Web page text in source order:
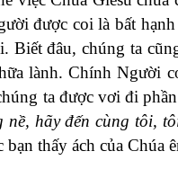
được coi là bất
Biết đâu, chúng ta
lành. Chính Người
ta được vơi đi
nề, hãy đến cùng tôi,
thấy ách của Chúa